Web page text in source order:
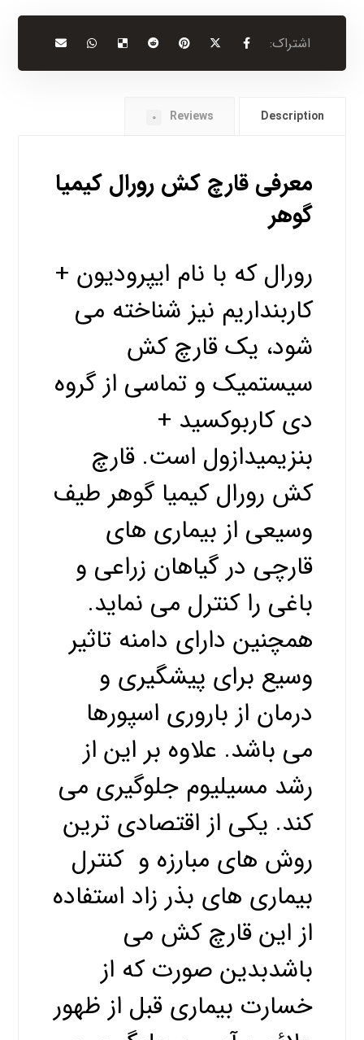
Description
Reviews
0
معرفی قارچ کش رورال کیمیا
گوهر
رورال که با نام ایپرودیون +
کاربنداریم نیز شناخته می
شود، یک قارچ کش
سیستمیک و تماسی از گروه
دی کاربوکسید +
بنزیمیدازول است. قارچ
کش رورال کیمیا گوهر طیف
وسیعی از بیماری های
قارچی در گیاهان زراعی و
باغی را کنترل می نماید.
همچنین دارای دامنه تاثیر
وسیع برای پیشگیری و
درمان از باروری اسپورها
می باشد. علاوه بر این از
رشد مسیلیوم جلوگیری می
کند. یکی از اقتصادی ترین
روش های مبارزه و کنترل
بیماری های بذر زاد استفاده
از این قارچ کش می
باشدبدین صورت که از
خسارت بیماری قبل از ظهور